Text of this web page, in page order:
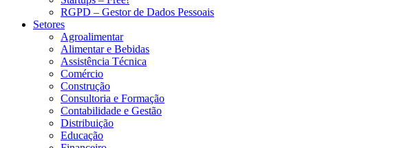
RGPD – Gestor de Dados Pessoais
Setores
Agroalimentar
Alimentar e Bebidas
Assistência Técnica
Comércio
Construção
Consultoria e Formação
Contabilidade e Gestão
Distribuição
Educação